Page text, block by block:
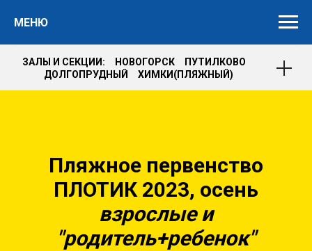
МЕНЮ
ЗАЛЫ И СЕКЦИИ: НОВОГОРСК ПУТИЛКОВО
ДОЛГОПРУДНЫЙ ХИМКИ(ПЛЯЖНЫЙ)
Пляжное первенство
ПЛОТИК 2023, осень
взрослые и
"родитель+ребенок"